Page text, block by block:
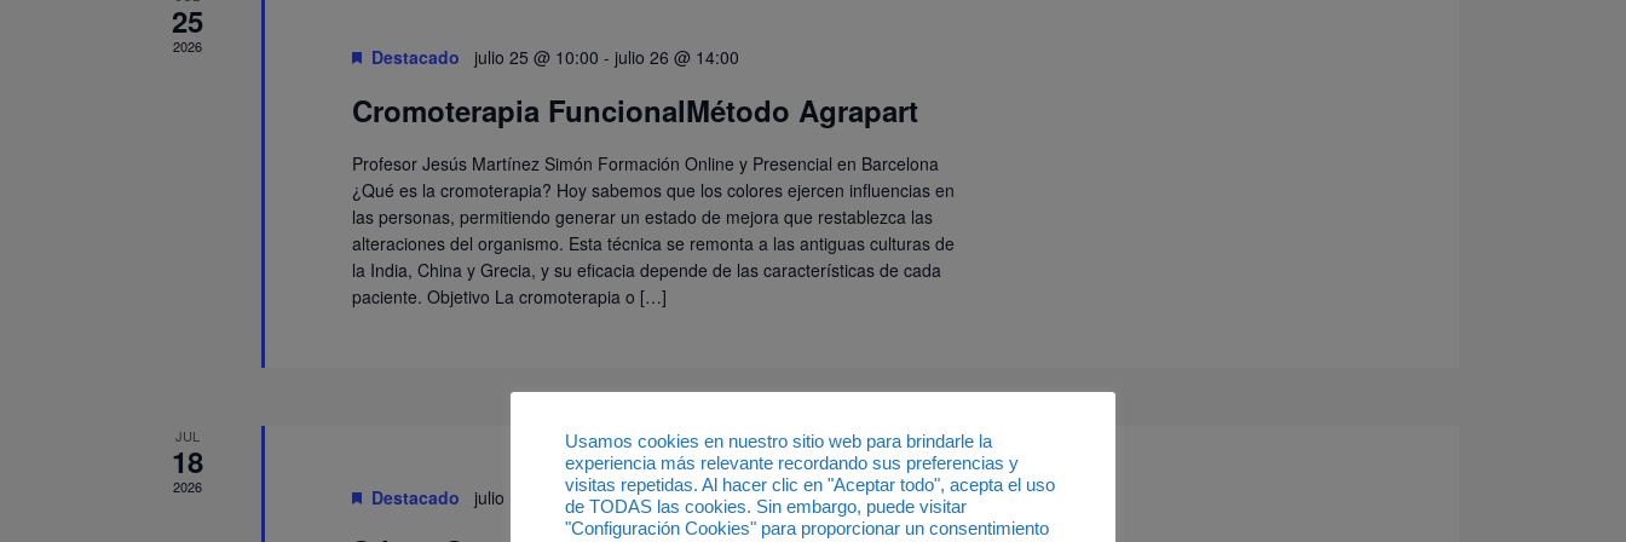
25
2026 Destacado julio 25 @ 10:00 - julio 26 @ 14:00
Cromoterapia FuncionalMétodo Agrapart
Profesor Jesús Martínez Simón Formación Online y Presencial en Barcelona
¿Qué es la cromoterapia? Hoy sabemos que los colores ejercen influencias en
las personas, permitiendo generar un estado de mejora que restablezca las
alteraciones del organismo. Esta técnica se remonta a las antiguas culturas de
la India, China y Grecia, y su eficacia depende de las características de cada
paciente. Objetivo La cromoterapia o […]
JUL
18
2026 Destacado julio 18 @ 10:00-20:00
Usamos cookies en nuestro sitio web para brindarle la
experiencia más relevante recordando sus preferencias y
visitas repetidas. Al hacer clic en "Aceptar todo", acepta el uso
de TODAS las cookies. Sin embargo, puede visitar
"Configuración Cookies" para proporcionar un consentimiento